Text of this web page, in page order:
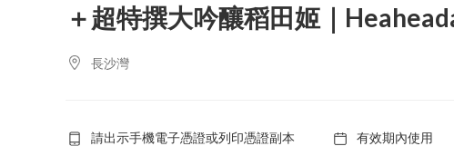
＋超特撰大吟釀稻田姬｜
長沙灣
請出示手機電子憑證或列印憑證副本 有效期內使用